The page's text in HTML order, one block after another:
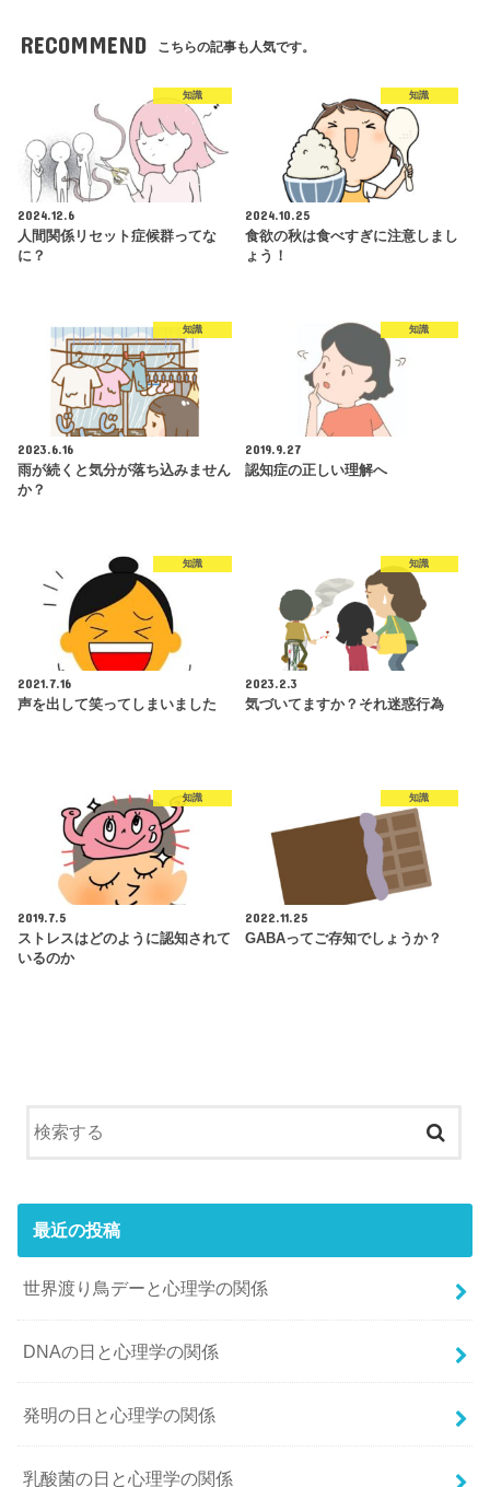
RECOMMEND こちらの記事も人気です。
知識
2024.12.6
人間関係リセット症候群ってな
に？
知識
2024.10.25
食欲の秋は食べすぎに注意しまし
ょう！
知識
2023.6.16
雨が続くと気分が落ち込みません
か？
知識
2019.9.27
認知症の正しい理解へ
知識
2021.7.16
声を出して笑ってしまいました
知識
2023.2.3
気づいてますか？それ迷惑行為
知識
2019.7.5
ストレスはどのように認知されて
いるのか
知識
2022.11.25
GABAってご存知でしょうか？
最近の投稿
世界渡り鳥デーと心理学の関係
DNAの日と心理学の関係
発明の日と心理学の関係
乳酸菌の日と心理学の関係